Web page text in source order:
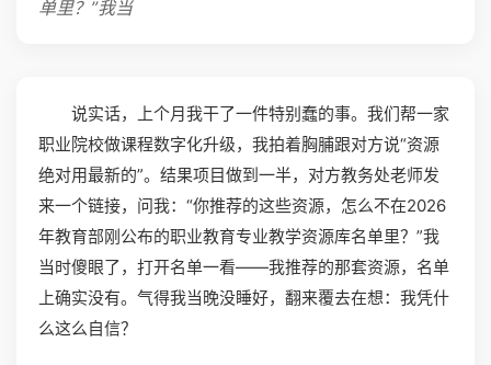
单里？”我当
说实话，上个月我干了一件特别蠢的事。我们帮一家
职业院校做课程数字化升级，我拍着胸脯跟对方说“资源
绝对用最新的”。结果项目做到一半，对方教务处老师发
来一个链接，问我：“你推荐的这些资源，怎么不在2026
年教育部刚公布的职业教育专业教学资源库名单里？”我
当时傻眼了，打开名单一看——我推荐的那套资源，名单
上确实没有。气得我当晚没睡好，翻来覆去在想：我凭什
么这么自信？